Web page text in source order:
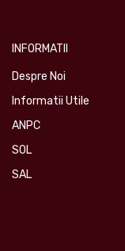
INFORMATII
Despre Noi
Informatii Utile
ANPC
SOL
SAL